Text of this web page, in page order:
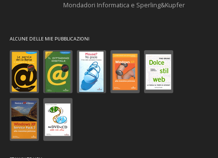
Mondadori Informatica e Sperling&Kupfer
ALCUNE DELLE MIE PUBBLICAZIONI